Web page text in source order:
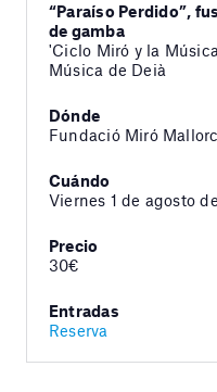
“Paraíso Perdido”,
de gamba
'Ciclo Miró y la
Música de Deià
Dónde
Fundació Miró
Cuándo
Viernes 1 de agosto
Precio
30€
Entradas
Reserva